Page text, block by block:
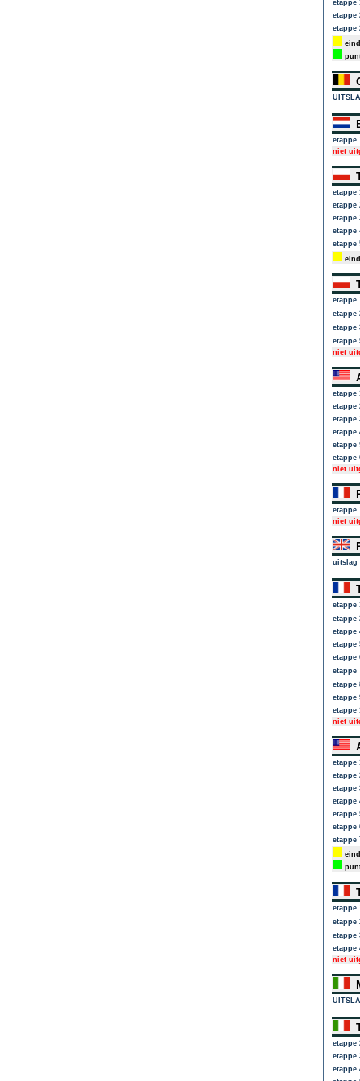
etappe
etappe
etappe
etappe
niet
etappe
etappe
etappe
etappe
etappe
etappe
etappe
etappe
etappe
niet
etappe
etappe
etappe
etappe
etappe
etappe
niet
etappe
niet
uitslag
etappe
etappe
etappe
etappe
etappe
etappe
etappe
etappe
etappe
niet
etappe
etappe
etappe
etappe
etappe
etappe
etappe
etappe
etappe
etappe
etappe
niet
etappe
etappe
etappe